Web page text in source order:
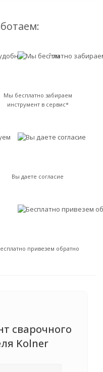
Мы бесплатно забираем
инструмент в сервис*
Вы даете согласие
привезем обратно
сварочного
Kolner